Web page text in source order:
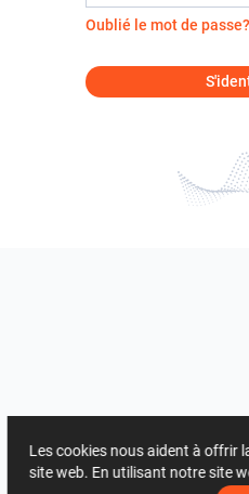
Oublié le mot de passe?
Les cookies nous aident à offrir
site web. En utilisant notre site